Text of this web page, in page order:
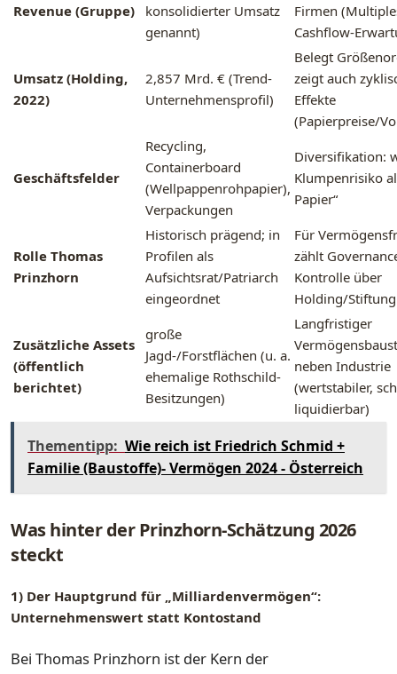
Revenue (Gruppe)
konsolidierter Umsatz
genannt)
Firmen
Cashflow-
Umsatz (Holding,
2022)
2,857 Mrd. € (Trend-
Unternehmensprofil)
Belegt
zeigt auch
Effekte
(Papierpreise/
Geschäftsfelder
Recycling,
Containerboard
(Wellpappenrohpapier),
Verpackungen
Diversifikation:
Klumpenrisiko
Papier“
Rolle Thomas
Prinzhorn
Historisch prägend; in
Profilen als
Aufsichtsrat/Patriarch
eingeordnet
Für
zählt
Kontrolle über
Holding/Stiftung
Zusätzliche Assets
(öffentlich
berichtet)
große
Jagd-/Forstflächen (u. a.
ehemalige Rothschild-
Besitzungen)
Langfristiger
neben Industrie
(wertstabiler,
liquidierbar)
Thementipp: Wie reich ist Friedrich Schmid +
Familie (Baustoffe)- Vermögen 2024 - Österreich
Was hinter der Prinzhorn-Schätzung 2026
steckt
1) Der Hauptgrund für „Milliardenvermögen“:
Unternehmenswert statt Kontostand
Bei Thomas Prinzhorn ist der Kern der